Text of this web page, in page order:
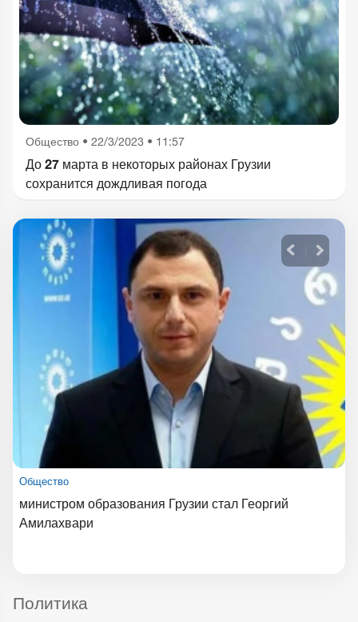
Общество • 22/3/2023 • 11:57
До 27 марта в некоторых районах Грузии
сохранится дождливая погода
Общество
министром образования Грузии стал Георгий
Амилахвари
Политика